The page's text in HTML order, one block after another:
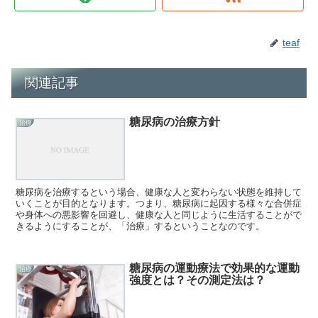
teaf
関連記事
治療 糖尿病の治療方針
糖尿病を治療するという場合、健康な人と変わらない状態を維持して
いくことが目的となります。つまり、糖尿病に起因する様々な合併症
や身体への悪影響を回避し、健康な人と同じように生活することがで
きるようにすることが、「治療」するということなのです。
治療
糖尿病の運動療法で効果的な運動
強度とは？その測定法は？